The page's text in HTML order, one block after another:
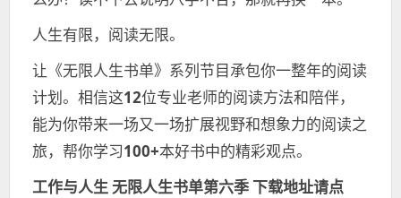
人生有限，阅读无限。
让《无限人生书单》系列节目承包你一整年的阅读
计划。相信这12位专业老师的阅读方法和陪伴，
能为你带来一场又一场扩展视野和想象力的阅读之
旅，帮你学习100+本好书中的精彩观点。
工作与人生 无限人生书单第六季 下载地址请点